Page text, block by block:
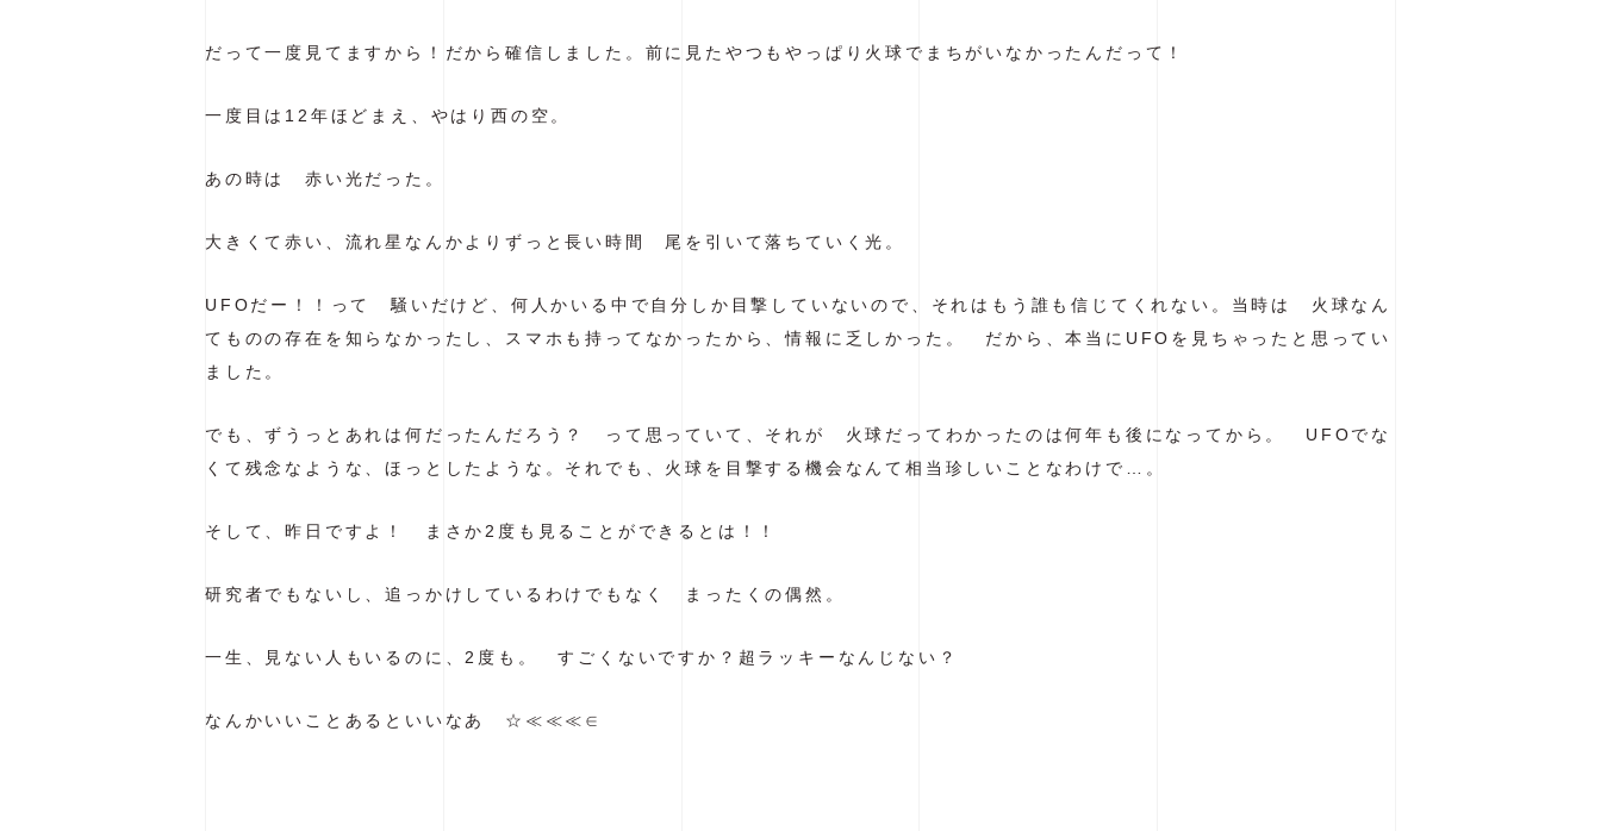
だって一度見てますから！だから確信しました。前に見たやつもやっぱり火球でまちがいなかったんだって！
一度目は12年ほどまえ、やはり西の空。
あの時は 赤い光だった。
大きくて赤い、流れ星なんかよりずっと長い時間 尾を引いて落ちていく光。
UFOだー！！って 騒いだけど、何人かいる中で自分しか目撃していないので、それはもう誰も信じてくれない。当時は 火球なん
てものの存在を知らなかったし、スマホも持ってなかったから、情報に乏しかった。 だから、本当にUFOを見ちゃったと思ってい
ました。
でも、ずうっとあれは何だったんだろう？ って思っていて、それが 火球だってわかったのは何年も後になってから。 UFOでな
くて残念なような、ほっとしたような。それでも、火球を目撃する機会なんて相当珍しいことなわけで…。
そして、昨日ですよ！ まさか2度も見ることができるとは！！
研究者でもないし、追っかけしているわけでもなく まったくの偶然。
一生、見ない人もいるのに、2度も。 すごくないですか？超ラッキーなんじない？
なんかいいことあるといいなあ ☆≪≪≪∈